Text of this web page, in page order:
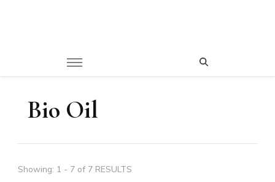
Bio Oil
Showing: 1 - 7 of 7 RESULTS